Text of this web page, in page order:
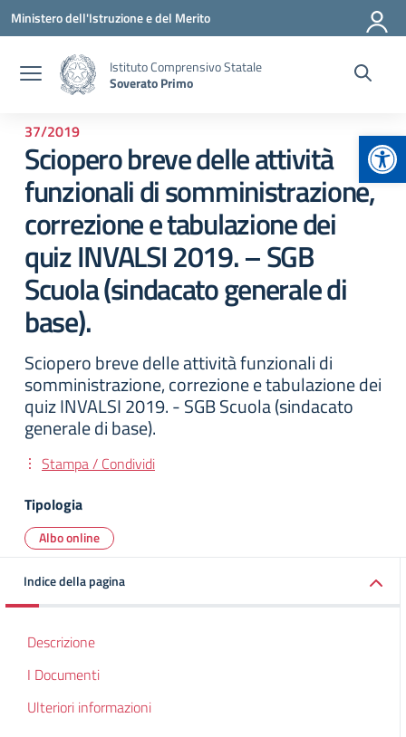
Vai ai contenuti
Vai al menu di navigazione
Vai al footer
Ministero dell'Istruzione e del Merito
Istituto Comprensivo Statale
Soverato Primo
37/2019
Sciopero breve delle attività
funzionali di somministrazione,
correzione e tabulazione dei
quiz INVALSI 2019. – SGB
Scuola (sindacato generale di
base).
Sciopero breve delle attività funzionali di
somministrazione, correzione e tabulazione dei
quiz INVALSI 2019. - SGB Scuola (sindacato
generale di base).
Stampa / Condividi
Tipologia
Albo online
Indice della pagina
Descrizione
I Documenti
Ulteriori informazioni